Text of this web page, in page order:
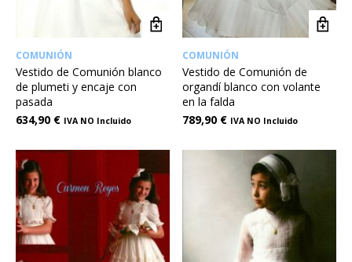
COMUNIÓN
Vestido de Comunión blanco
de plumeti y encaje con
pasada
634,90 € IVA NO Incluido
COMUNIÓN
Vestido de Comunión de
organdí blanco con volante
en la falda
789,90 € IVA NO Incluido